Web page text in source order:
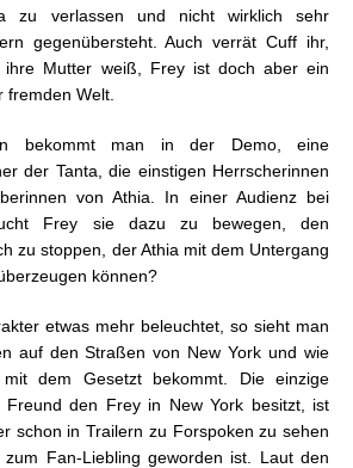
zu verlassen und nicht wirklich sehr
gegenübersteht. Auch verrät Cuff ihr,
Mutter weiß, Frey ist doch aber ein
fremden Welt.
bekommt man in der Demo, eine
der Tanta, die einstigen Herrscherinnen
von Athia. In einer Audienz bei
Frey sie dazu zu bewegen, den
zu stoppen, der Athia mit dem Untergang
können?
etwas mehr beleuchtet, so sieht man
auf den Straßen von New York und wie
mit dem Gesetzt bekommt. Die einzige
Freund den Frey in New York besitzt, ist
schon in Trailern zu Forspoken zu sehen
Fan-Liebling geworden ist. Laut den